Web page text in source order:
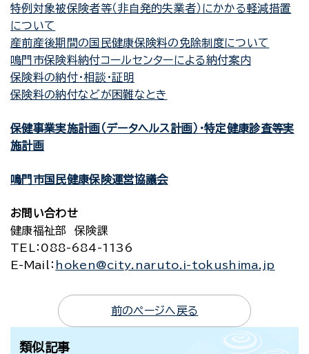
特例対象被保険者等（非自発的失業者）にかかる軽減措置
について
産前産後期間の国民健康保険料の免除制度について
鳴門市保険料納付コールセンターによる納付案内
保険料の納付・相談・証明
保険料の納付などが困難なとき
保健事業実施計画（データヘルス計画）・特定健康診査等実
施計画
鳴門市国民健康保険運営協議会
お問い合わせ
健康福祉部 保険課
TEL
：088-684-1136
E-Mail
： hoken@city.naruto.i-tokushima.jp
前のページへ戻る
類似記事